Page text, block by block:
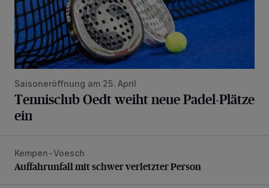
Saisoneröffnung am 25. April
Tennisclub Oedt weiht neue Padel-Plätze
ein
Auffahrunfall mit schwer verletzter Person
Kempen-Voesch
Auffahrunfall mit schwer verletzter Person